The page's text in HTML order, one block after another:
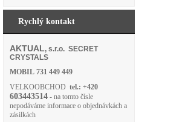
Rychlý kontakt
AKTUAL, s.r.o. SECRET
CRYSTALS
MOBIL 731 449 449
VELKOOBCHOD tel.: +420
603443514 - na tomto čísle
nepodáváme informace o objednávkách a
zásilkách